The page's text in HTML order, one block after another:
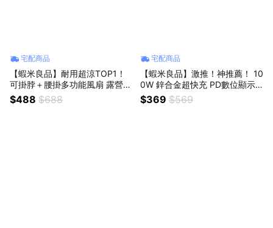
宅配商品
【蝦米良品】耐用超涼TOP1！
可掛脖＋腰掛多功能風扇 露營風
扇 USB可充電 戶外工作 迷你小
風扇 大容量電池 腰掛風扇
$488 $688
宅配商品
【蝦米良品】激推！神推薦！ 10
0W 鋅合金超快充 PD數位顯示
充電線 快充線 適用蘋果華為小
米手機 iPhone
$369 $569